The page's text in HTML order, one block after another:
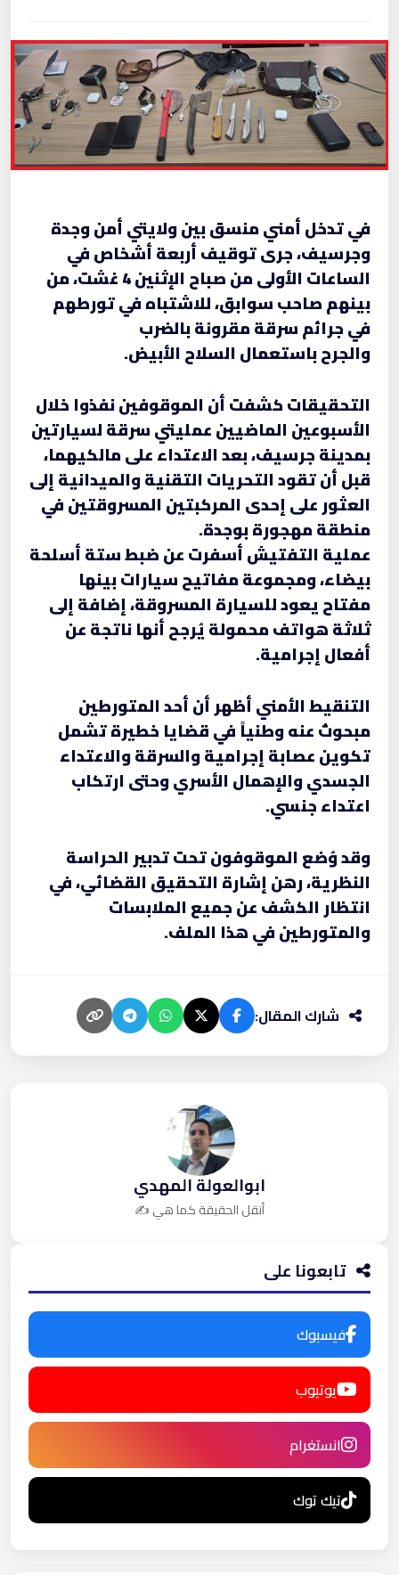
في تدخل أمني منسق بين ولايتي أمن وجدة
وجرسيف، جرى توقيف أربعة أشخاص في
الساعات الأولى من صباح الإثنين 4 غشت، من
بينهم صاحب سوابق، للاشتباه في تورطهم
في جرائم سرقة مقرونة بالضرب
والجرح باستعمال السلاح الأبيض.
التحقيقات كشفت أن الموقوفين نفذوا خلال
الأسبوعين الماضيين عمليتي سرقة لسيارتين
بمدينة جرسيف، بعد الاعتداء على مالكيهما،
قبل أن تقود التحريات التقنية والميدانية إلى
العثور على إحدى المركبتين المسروقتين في
منطقة مهجورة بوجدة.
عملية التفتيش أسفرت عن ضبط ستة أسلحة
بيضاء، ومجموعة مفاتيح سيارات بينها
مفتاح يعود للسيارة المسروقة، إضافة إلى
ثلاثة هواتف محمولة يُرجح أنها ناتجة عن
أفعال إجرامية.
التنقيط الأمني أظهر أن أحد المتورطين
مبحوث عنه وطنياً في قضايا خطيرة تشمل
تكوين عصابة إجرامية والسرقة والاعتداء
الجسدي والإهمال الأسري وحتى ارتكاب
اعتداء جنسي.
وقد وُضع الموقوفون تحت تدبير الحراسة
النظرية، رهن إشارة التحقيق القضائي، في
انتظار الكشف عن جميع الملابسات
والمتورطين في هذا الملف.
شارك المقال:
ابوالعولة المهدي
أنقل الحقيقة كما هي ✍️
تابعونا على
فيسبوك
يوتيوب
انستغرام
تيك توك